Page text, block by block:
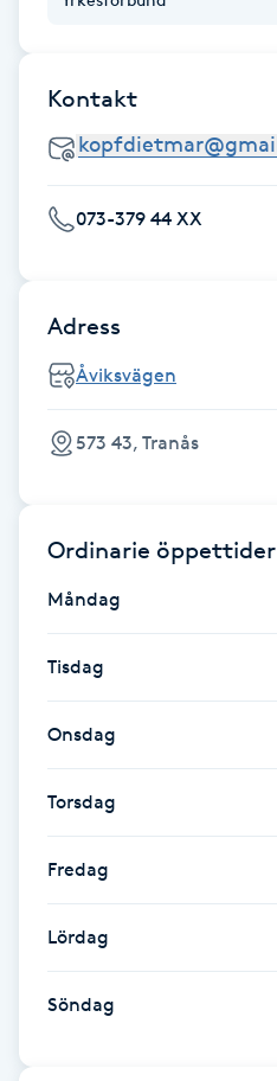
Frekvensterapi
Friskvård
Färgning
Föning
Gelenaglar
Gellack
Gellack med förstärkning
Gravidmassage
Gravidyoga
Gruppträning
Gua Sha-massage
Kontakt
073-379 44 XX
Adress
Åviksvägen
573 43, Tranås
Ordinarie öppettider
Måndag
Tisdag
Onsdag
Torsdag
Fredag
Lördag
Söndag